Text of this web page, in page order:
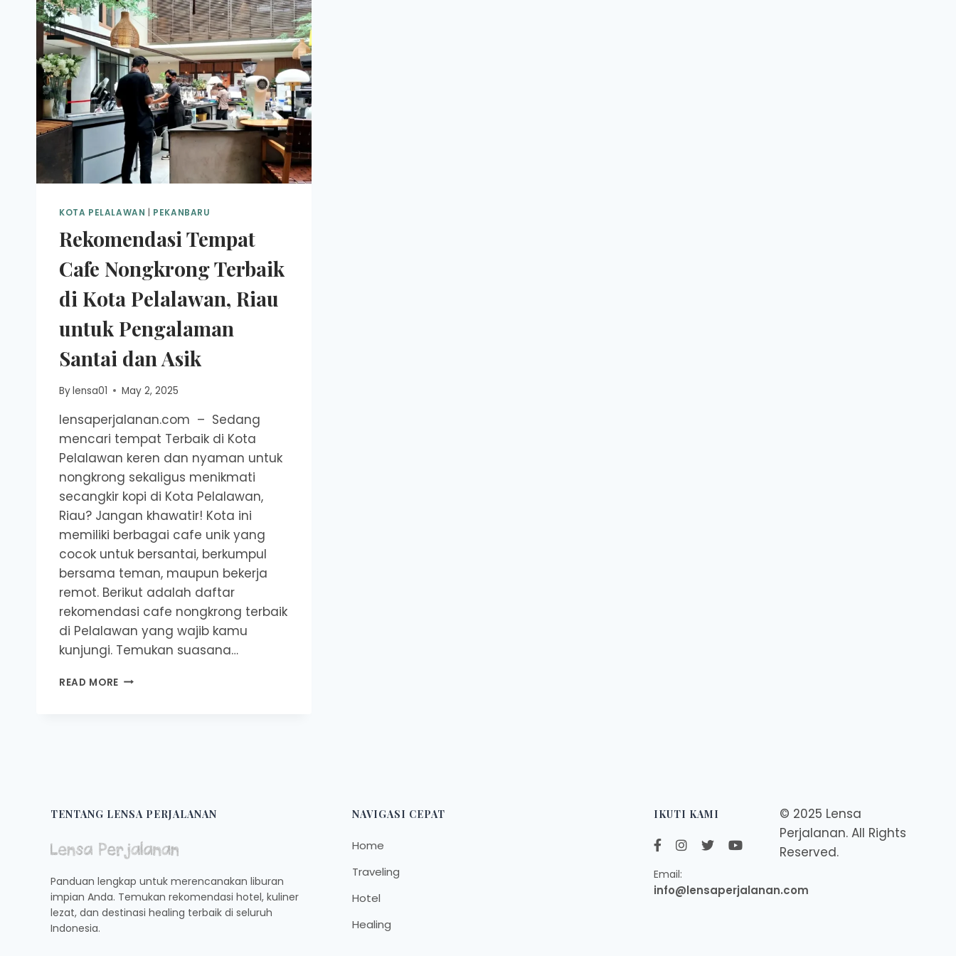
KOTA PELALAWAN PEKANBARU
Rekomendasi Tempat
Cafe Nongkrong Terbaik
di Kota Pelalawan, Riau
untuk Pengalaman
Santai dan Asik
Bylensa01 May 2, 2025
lensaperjalanan.com – Sedang
mencari tempat Terbaik di Kota
Pelalawan keren dan nyaman untuk
nongkrong sekaligus menikmati
secangkir kopi di Kota Pelalawan,
Riau? Jangan khawatir! Kota ini
memiliki berbagai cafe unik yang
cocok untuk bersantai, berkumpul
bersama teman, maupun bekerja
remot. Berikut adalah daftar
rekomendasi cafe nongkrong terbaik
di Pelalawan yang wajib kamu
kunjungi. Temukan suasana…
READ MORE REKOMENDASI
UNTUK
SANTAI
DAN
TENTANG LENSA PERJALANAN
Panduan lengkap untuk merencanakan liburan
impian Anda. Temukan rekomendasi hotel, kuliner
lezat, dan destinasi healing terbaik di seluruh
Indonesia.
NAVIGASI CEPAT
Home
Traveling
Hotel
Healing
IKUTI KAMI
Email:
info@lensaperjalanan.com
© 2025 Lensa
Perjalanan. All Rights
Reserved.